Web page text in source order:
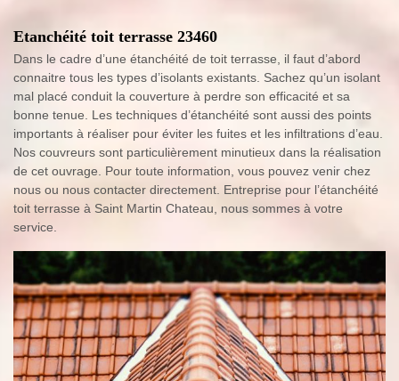
Etanchéité toit terrasse 23460
Dans le cadre d’une étanchéité de toit terrasse, il faut d’abord
connaitre tous les types d’isolants existants. Sachez qu’un isolant
mal placé conduit la couverture à perdre son efficacité et sa
bonne tenue. Les techniques d’étanchéité sont aussi des points
importants à réaliser pour éviter les fuites et les infiltrations d’eau.
Nos couvreurs sont particulièrement minutieux dans la réalisation
de cet ouvrage. Pour toute information, vous pouvez venir chez
nous ou nous contacter directement. Entreprise pour l’étanchéité
toit terrasse à Saint Martin Chateau, nous sommes à votre
service.